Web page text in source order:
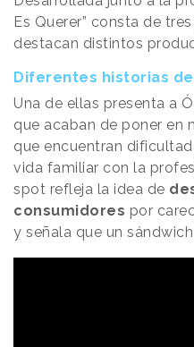
Es Querer” consta de
destacan distintos
Diferentes historias
Una de ellas presenta a
que acaban de poner en
que encuentran
vida familiar con la
spot refleja la idea de
consumidores por
y señala que un